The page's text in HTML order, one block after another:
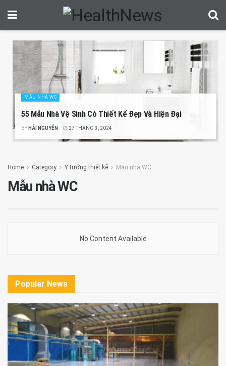
MẪU NHÀ WC
55 Mẫu Nhà Vệ Sinh Có Thiết Kế Đẹp Và Hiện Đại
BY HẢI NGUYỄN 27 THÁNG 3, 2024
Home Category Ý tưởng thiết kế Mẫu nhà WC
Mẫu nhà WC
No Content Available
Popular News